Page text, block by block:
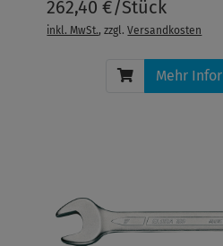
262,40 €/Stück
inkl. MwSt., zzgl.Versandkosten
Mehr